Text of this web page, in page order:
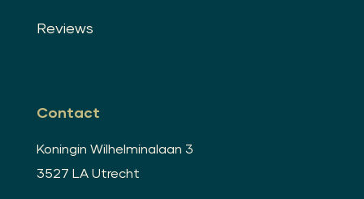
Reviews
Contact
Koningin Wilhelminalaan 3
3527 LA Utrecht